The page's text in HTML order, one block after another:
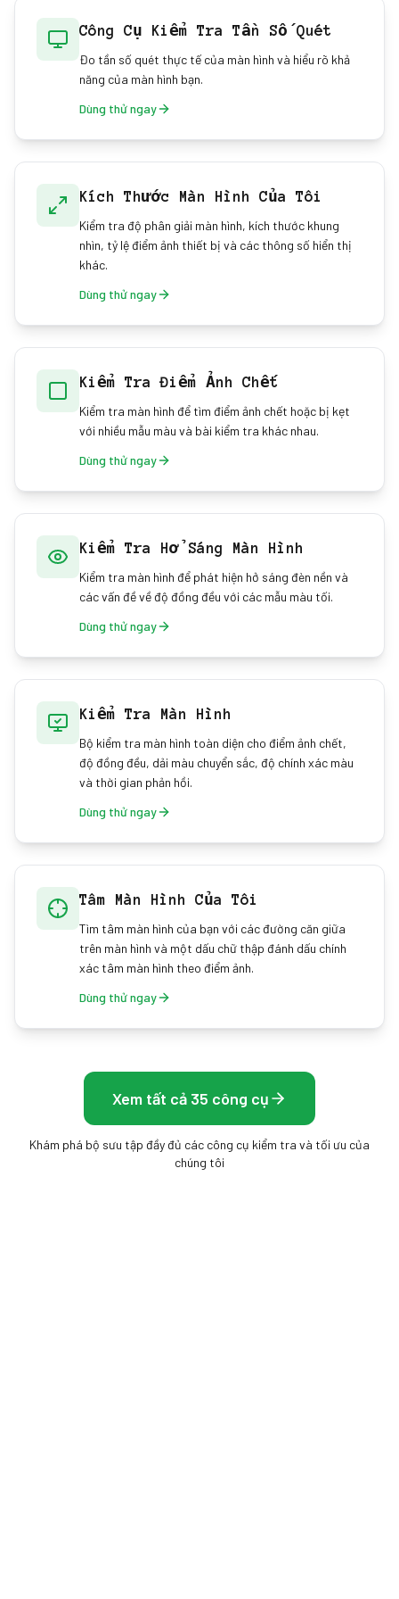
Công Cụ Kiểm Tra Tần Số Quét
Đo tần số quét thực tế của màn hình và hiểu rõ khả
năng của màn hình bạn.
Dùng thử ngay
Kích Thước Màn Hình Của Tôi
Kiểm tra độ phân giải màn hình, kích thước khung
nhìn, tỷ lệ điểm ảnh thiết bị và các thông số hiển thị
khác.
Dùng thử ngay
Kiểm Tra Điểm Ảnh Chết
Kiểm tra màn hình để tìm điểm ảnh chết hoặc bị kẹt
với nhiều mẫu màu và bài kiểm tra khác nhau.
Dùng thử ngay
Kiểm Tra Hở Sáng Màn Hình
Kiểm tra màn hình để phát hiện hở sáng đèn nền và
các vấn đề về độ đồng đều với các mẫu màu tối.
Dùng thử ngay
Kiểm Tra Màn Hình
Bộ kiểm tra màn hình toàn diện cho điểm ảnh chết,
độ đồng đều, dải màu chuyển sắc, độ chính xác màu
và thời gian phản hồi.
Dùng thử ngay
Tâm Màn Hình Của Tôi
Tìm tâm màn hình của bạn với các đường căn giữa
trên màn hình và một dấu chữ thập đánh dấu chính
xác tâm màn hình theo điểm ảnh.
Dùng thử ngay
Xem tất cả 35 công cụ
Khám phá bộ sưu tập đầy đủ các công cụ kiểm tra và tối ưu của
chúng tôi